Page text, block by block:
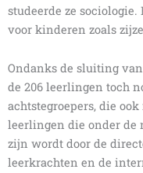
studeerde ze
voor kinderen zoals
Ondanks de sluiting
de 206 leerlingen toch
achtstegroepers, die
leerlingen die onder de
zijn wordt door de
leerkrachten en de